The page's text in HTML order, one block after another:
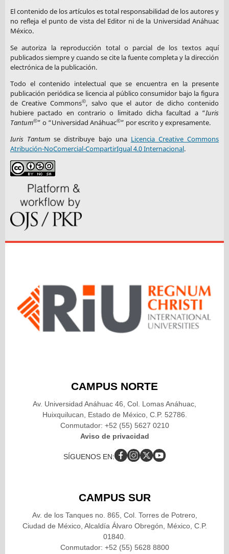
El contenido de los artículos es total responsabilidad de los autores y
no refleja el punto de vista del Editor ni de la Universidad Anáhuac
México.
Se autoriza la reproducción total o parcial de los textos aquí
publicados siempre y cuando se cite la fuente completa y la dirección
electrónica de la publicación.
Todo el contenido intelectual que se encuentra en la presente
publicación periódica se licencia al público consumidor bajo la figura
de Creative Commons©, salvo que el autor de dicho contenido
hubiere pactado en contrario o limitado dicha facultad a “Iuris
Tantum©” o “Universidad Anáhuac©” por escrito y expresamente.
Iuris Tantum se distribuye bajo una Licencia Creative Commons
Atribución-NoComercial-CompartirIgual 4.0 Internacional.
CAMPUS NORTE
Av. Universidad Anáhuac 46, Col. Lomas Anáhuac,
Huixquilucan, Estado de México, C.P. 52786.
Conmutador: +52 (55) 5627 0210
Aviso de privacidad
SÍGUENOS EN:
CAMPUS SUR
Av. de los Tanques no. 865, Col. Torres de Potrero,
Ciudad de México, Alcaldía Álvaro Obregón, México, C.P.
01840.
Conmutador: +52 (55) 5628 8800